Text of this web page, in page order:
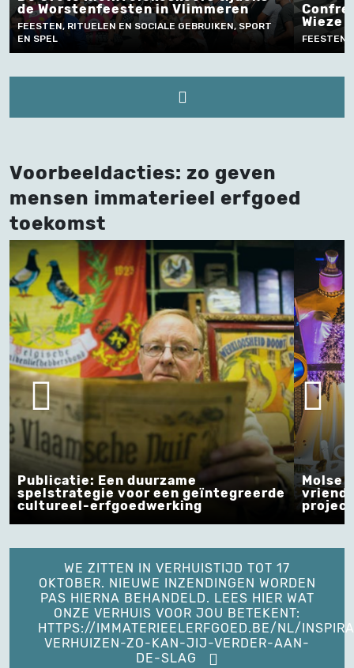
de Worstenfeesten in Vlimmeren
FEESTEN, RITUELEN EN SOCIALE GEBRUIKEN, SPORT
EN SPEL
Wieze
FEESTEN,
Voorbeeldacties: zo geven
mensen immaterieel erfgoed
toekomst
Publicatie: Een duurzame
spelstrategie voor een geïntegreerde
cultureel-erfgoedwerking
Molse
project
WE ZITTEN IN VERHUISTIJD TOT 17
OKTOBER. NIEUWE INZENDINGEN WORDEN
PAS HIERNA BEHANDELD. LEES HIER WAT
ONZE VERHUIS VOOR JOU BETEKENT:
HTTPS://IMMATERIEELERFGOED.BE/NL/
VERHUIZEN-ZO-KAN-JIJ-VERDER-AAN-
DE-SLAG